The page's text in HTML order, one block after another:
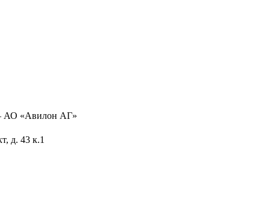
АО «Авилон АГ»
д. 43 к.1